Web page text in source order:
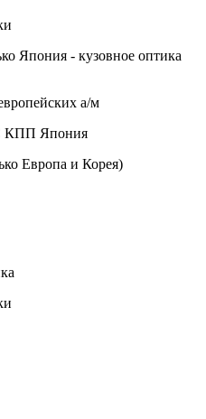
Япония - кузовное оптика
а/м
КПП Япония
Европа и Корея)